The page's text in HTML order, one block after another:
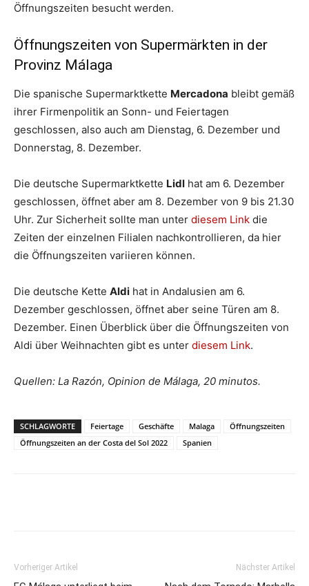
Öffnungszeiten besucht werden.
Öffnungszeiten von Supermärkten in der
Provinz Málaga
Die spanische Supermarktkette Mercadona bleibt gemäß
ihrer Firmenpolitik an Sonn- und Feiertagen
geschlossen, also auch am Dienstag, 6. Dezember und
Donnerstag, 8. Dezember.
Die deutsche Supermarktkette Lidl hat am 6. Dezember
geschlossen, öffnet aber am 8. Dezember von 9 bis 21.30
Uhr. Zur Sicherheit sollte man unter diesem Link die
Zeiten der einzelnen Filialen nachkontrollieren, da hier
die Öffnungszeiten variieren können.
Die deutsche Kette Aldi hat in Andalusien am 6.
Dezember geschlossen, öffnet aber seine Türen am 8.
Dezember. Einen Überblick über die Öffnungszeiten von
Aldi über Weihnachten gibt es unter diesem Link.
Quellen: La Razón, Opinion de Málaga, 20 minutos.
SCHLAGWORTE Feiertage Geschäfte Malaga
Öffnungszeiten
Öffnungszeiten an der Costa del Sol 2022
Spanien
Vorheriger Artikel Nächster Artikel